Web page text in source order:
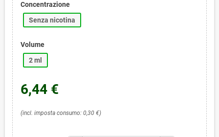
Concentrazione
Senza nicotina
Volume
2 ml
6,44 €
(incl. imposta consumo: 0,30 €)